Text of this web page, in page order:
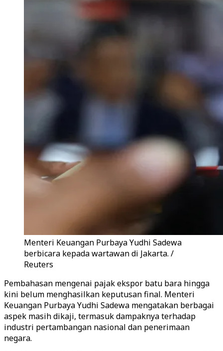
Menteri Keuangan Purbaya Yudhi Sadewa
berbicara kepada wartawan di Jakarta. /
Reuters
Pembahasan mengenai pajak ekspor batu bara hingga
kini belum menghasilkan keputusan final. Menteri
Keuangan Purbaya Yudhi Sadewa mengatakan berbagai
aspek masih dikaji, termasuk dampaknya terhadap
industri pertambangan nasional dan penerimaan
negara.